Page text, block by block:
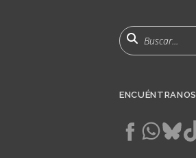
Buscar
ENCUÉNTRANOS